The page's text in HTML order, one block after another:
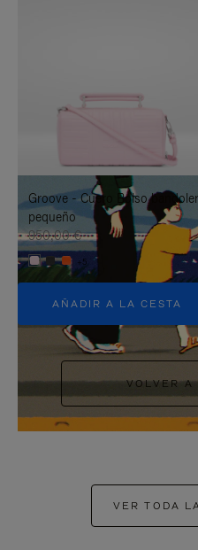
PULSE
PULSE
PARA
Groove - Cuero Bolso
pequeño
950,00 €
+5
AÑADIR A LA CESTA
VOLVER
VER TODA